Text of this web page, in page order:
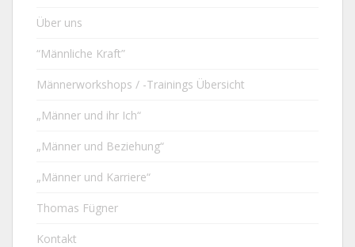
Über uns
“Männliche Kraft”
Männerworkshops / -Trainings Übersicht
„Männer und ihr Ich“
„Männer und Beziehung“
„Männer und Karriere“
Thomas Fügner
Kontakt